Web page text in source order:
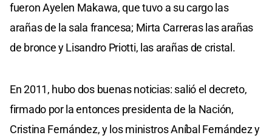
fueron Ayelen Makawa, que tuvo a su cargo las
arañas de la sala francesa; Mirta Carreras las arañas
de bronce y Lisandro Priotti, las arañas de cristal.
En 2011, hubo dos buenas noticias: salió el decreto,
firmado por la entonces presidenta de la Nación,
Cristina Fernández, y los ministros Aníbal Fernández y